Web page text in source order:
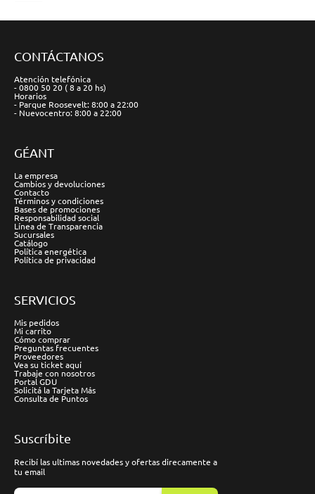
CONTÁCTANOS
Atención telefónica
- 0800 50 20 ( 8 a 20 hs)
Horarios
- Parque Roosevelt: 8:00 a 22:00
- Nuevocentro: 8:00 a 22:00
GÉANT
La empresa
Cambios y devoluciones
Contacto
Términos y condiciones
Bases de promociones
Responsabilidad social
Línea de Transparencia
Sucursales
Catálogo
Política energética
Política de privacidad
SERVICIOS
Mis pedidos
Mi carrito
Cómo comprar
Preguntas frecuentes
Proveedores
Vea su ticket aquí
Trabaje con nosotros
Portal GDU
Solicitá la Tarjeta Más
Consulta de Puntos
Suscríbite
Recibí las ultimas novedades y ofertas direcamente a
tu email